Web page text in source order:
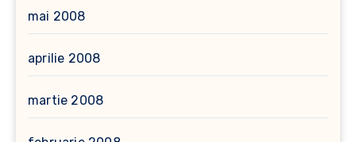
mai 2008
aprilie 2008
martie 2008